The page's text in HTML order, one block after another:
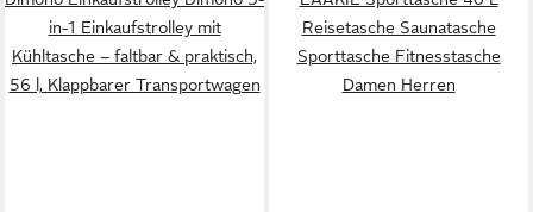
in-1 Einkaufstrolley mit
Kühltasche – faltbar & praktisch,
56 l, Klappbarer Transportwagen
Reisetasche Saunatasche
Sporttasche Fitnesstasche
Damen Herren